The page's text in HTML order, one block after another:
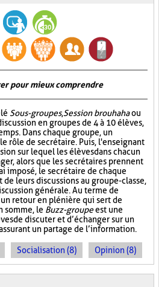
pour mieux comprendre
Sous-groupes,Session brouhahaou
en groupes de 4 à 10 élèves,
Dans chaque groupe, un
rôle de secrétaire. Puis, l'enseignant
sur lequel les élèves dans chacun
alors que les secrétaires prennent
imposé, le secrétaire de chaque
leurs discussions au groupe-classe,
générale. Au terme de
retour en plénière qui sert de
somme, le Buzz-groupeest une
de discuter et d’échanger sur un
un partage de l’information.
Socialisation (8) Opinion (8)